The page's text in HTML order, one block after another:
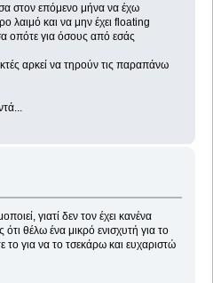
στον επόμενο μήνα να έχω
λαιμό και να μην έχει floating
οπότε για όσους από εσάς
αρκεί να τηρούν τις παραπάνω
γιατί δεν τον έχει κανένα
θέλω ένα μικρό ενισχυτή για το
το για να το τσεκάρω και ευχαριστώ